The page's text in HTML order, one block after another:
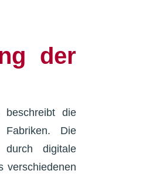
der
die
Fabriken. Die
durch digitale
verschiedenen